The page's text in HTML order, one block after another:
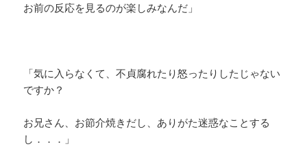
お前の反応を見るのが楽しみなんだ」
「気に入らなくて、不貞腐れたり怒ったりしたじゃない
ですか？
お兄さん、お節介焼きだし、ありがた迷惑なことする
し．．．」